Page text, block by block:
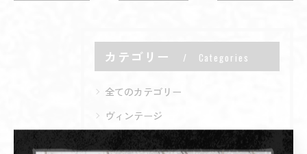
カテゴリー Categories
全てのカテゴリー
ヴィンテージ